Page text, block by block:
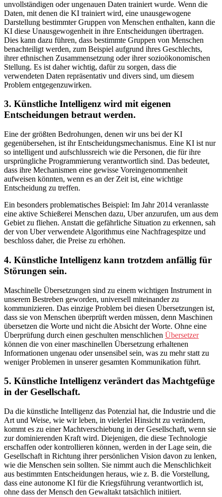
unvollständigen oder ungenauen Daten trainiert wurde. Wenn die
Daten, mit denen die KI trainiert wird, eine unausgewogene
Darstellung bestimmter Gruppen von Menschen enthalten, kann die
KI diese Unausgewogenheit in ihre Entscheidungen übertragen.
Dies kann dazu führen, dass bestimmte Gruppen von Menschen
benachteiligt werden, zum Beispiel aufgrund ihres Geschlechts,
ihrer ethnischen Zusammensetzung oder ihrer sozioökonomischen
Stellung. Es ist daher wichtig, dafür zu sorgen, dass die
verwendeten Daten repräsentativ und divers sind, um diesem
Problem entgegenzuwirken.
3. Künstliche Intelligenz wird mit eigenen
Entscheidungen betraut werden.
Eine der größten Bedrohungen, denen wir uns bei der KI
gegenübersehen, ist ihr Entscheidungsmechanismus. Eine KI ist nur
so intelligent und aufschlussreich wie die Personen, die für ihre
ursprüngliche Programmierung verantwortlich sind. Das bedeutet,
dass ihre Mechanismen eine gewisse Voreingenommenheit
aufweisen könnten, wenn es an der Zeit ist, eine wichtige
Entscheidung zu treffen.
Ein besonders problematisches Beispiel: Im Jahr 2014 veranlasste
eine aktive Schießerei Menschen dazu, Uber anzurufen, um aus dem
Gebiet zu fliehen. Anstatt die gefährliche Situation zu erkennen, sah
der von Uber verwendete Algorithmus eine Nachfragespitze und
beschloss daher, die Preise zu erhöhen.
4. Künstliche Intelligenz kann trotzdem anfällig für
Störungen sein.
Maschinelle Übersetzungen sind zu einem wichtigen Instrument in
unserem Bestreben geworden, universell miteinander zu
kommunizieren. Das einzige Problem bei diesen Übersetzungen ist,
dass sie von Menschen überprüft werden müssen, denn Maschinen
übersetzen die Worte und nicht die Absicht der Worte. Ohne eine
Überprüfung durch einen geschulten menschlichen Übersetzer
können die von einer maschinellen Übersetzung erhaltenen
Informationen ungenau oder unsensibel sein, was zu mehr statt zu
weniger Problemen in unserer gesamten Kommunikation führt.
5. Künstliche Intelligenz verändert das Machtgefüge
in der Gesellschaft.
Da die künstliche Intelligenz das Potenzial hat, die Industrie und die
Art und Weise, wie wir leben, in vielerlei Hinsicht zu verändern,
kommt es zu einer Machtverschiebung in der Gesellschaft, wenn sie
zur dominierenden Kraft wird. Diejenigen, die diese Technologie
erschaffen oder kontrollieren können, werden in der Lage sein, die
Gesellschaft in Richtung ihrer persönlichen Vision davon zu lenken,
wie die Menschen sein sollten. Sie nimmt auch die Menschlichkeit
aus bestimmten Entscheidungen heraus, wie z. B. die Vorstellung,
dass eine autonome KI für die Kriegsführung verantwortlich ist,
ohne dass der Mensch den Gewaltakt tatsächlich initiiert.